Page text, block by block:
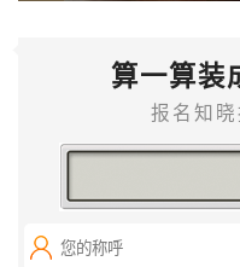
算一算装
报名知